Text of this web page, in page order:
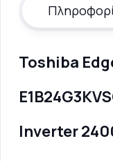
Toshiba
Inverter